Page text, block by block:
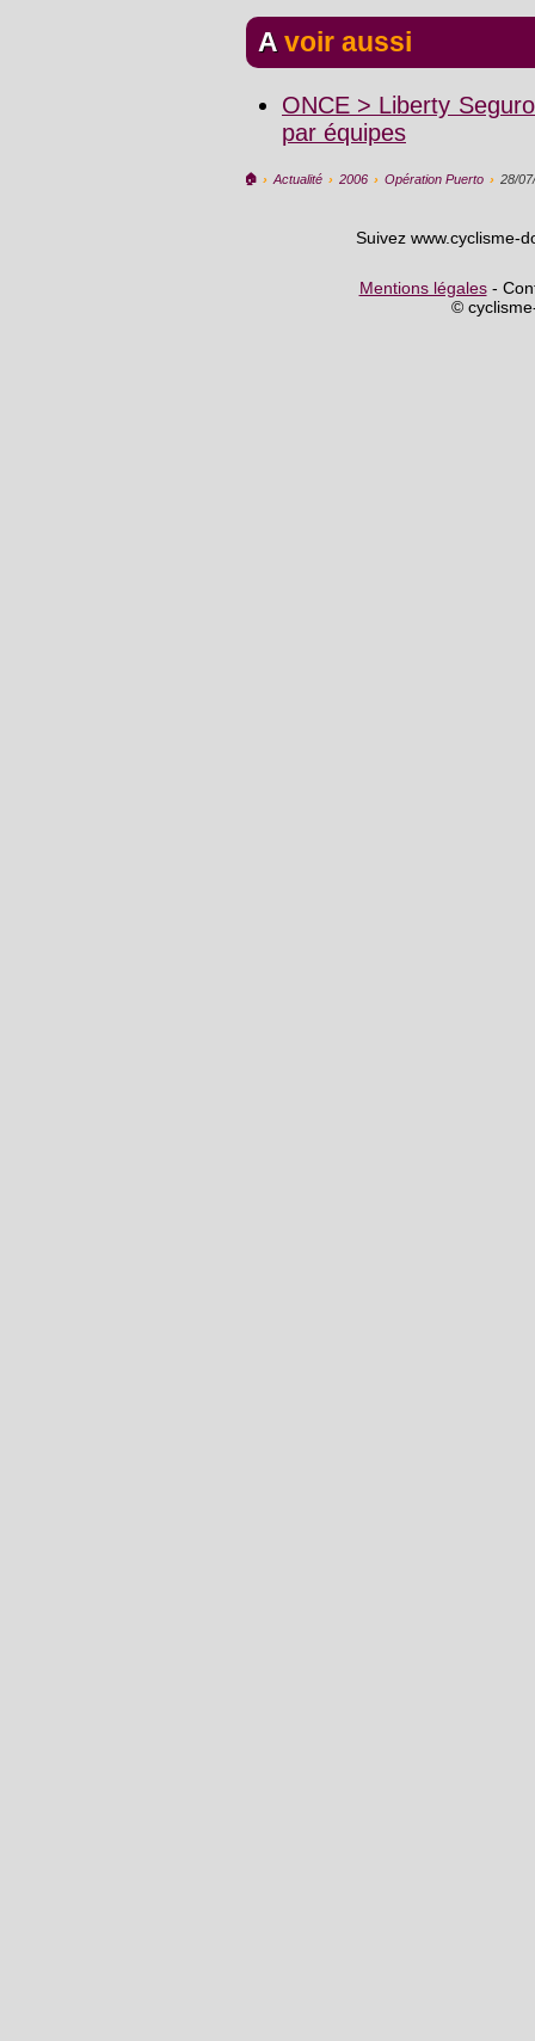
A voir aussi
ONCE > Liberty
par équipes
🏠︎ › Actualité › 2006 › Opération Puerto › 28/
Suivez www.cyclisme-
Mentions légales-
©